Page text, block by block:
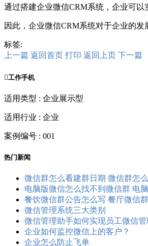
通过搭建企业微信CRM系统，企业可以
因此，企业微信CRM系统对于企业的发
标签:
上一篇 返回首页 打印 返回上页 下一篇
工作手机
适用类型 : 企业展示型
适用行业 : 企业
案例编号 : 001
热门新闻
微信群怎么看建群日期 微信群怎
电脑版微信怎么找不到微信群 电
餐饮微信群公告怎么写 餐厅微信
微信管理系统三大类别
微信管理助手如何实现员工微信
企业如何监控微信上的客户？
企业怎么防止飞单